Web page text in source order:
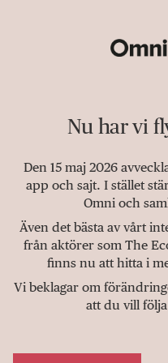
Nu har vi
Den 15 maj 2026
app och sajt. I stället
Omni och
Även det bästa av vårt
från aktörer som The
finns nu att hitta i
Vi beklagar om
att du vill